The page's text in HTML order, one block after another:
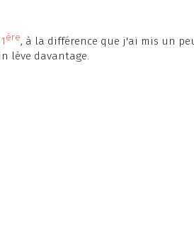
1 ère, à la différence que j'ai mis un
lève davantage.